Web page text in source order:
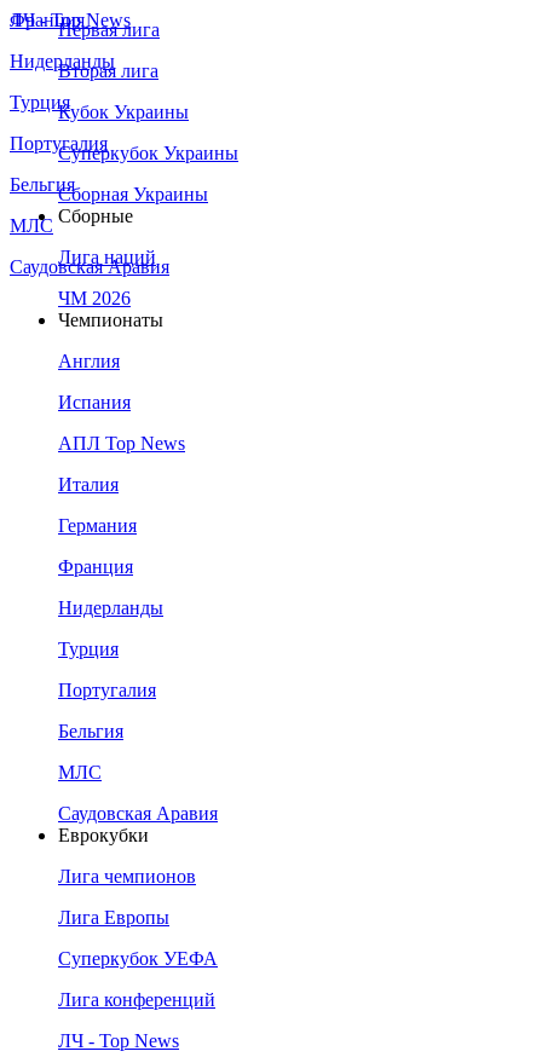
Франция
Нидерланды
Турция
Португалия
Бельгия
МЛС
Саудовская Аравия
ЛЧ - Top News
Первая лига
Вторая лига
Кубок Украины
Суперкубок Украины
Сборная Украины
Сборные
Лига наций
ЧМ 2026
Чемпионаты
Англия
Испания
АПЛ Top News
Италия
Германия
Франция
Нидерланды
Турция
Португалия
Бельгия
МЛС
Саудовская Аравия
Еврокубки
Лига чемпионов
Лига Европы
Суперкубок УЕФА
Лига конференций
ЛЧ - Top News